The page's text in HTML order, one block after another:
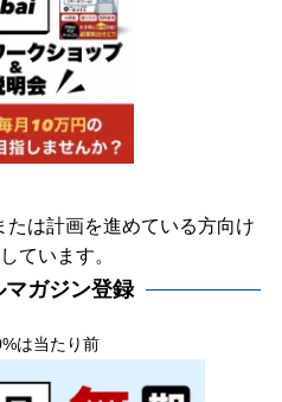
は計画を進めている方向け
ています。
ガジン登録
は当たり前